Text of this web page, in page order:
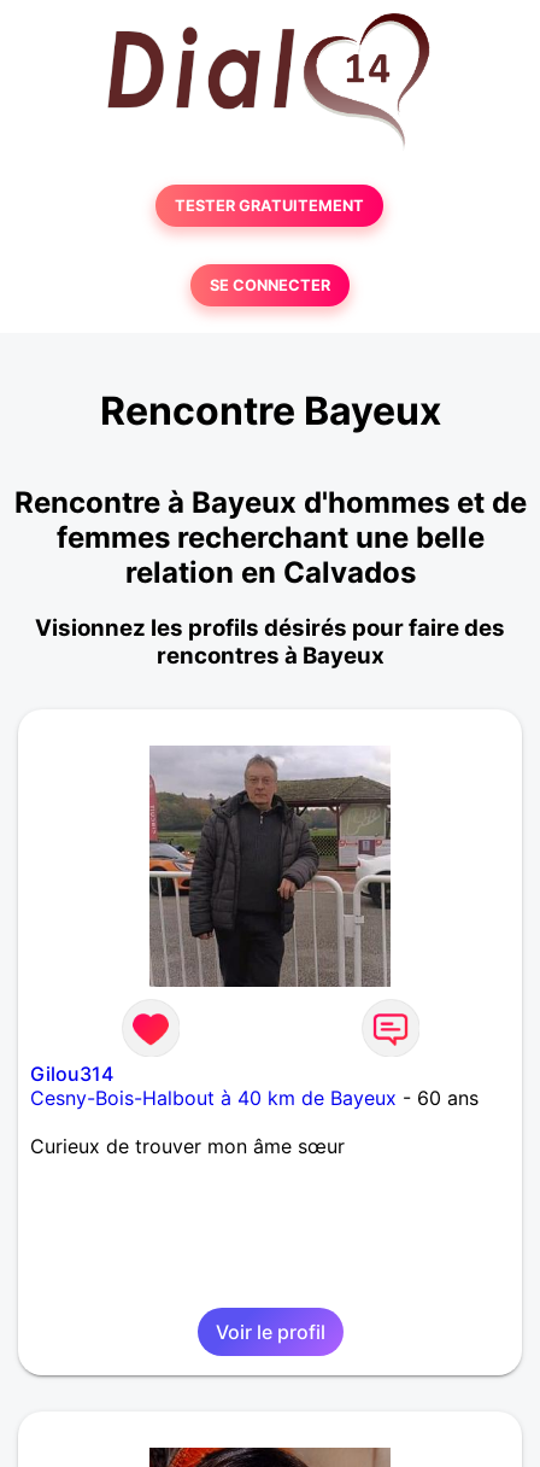
TESTER GRATUITEMENT
SE CONNECTER
Rencontre Bayeux
Rencontre à Bayeux d'hommes et de
femmes recherchant une belle
relation en Calvados
Visionnez les profils désirés pour faire des
rencontres à Bayeux
Gilou314
Cesny-Bois-Halbout à 40 km de Bayeux - 60 ans
Curieux de trouver mon âme sœur
Voir le profil